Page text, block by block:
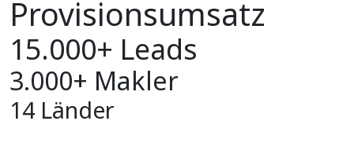
Provisions­umsatz
15.000+ Leads
3.000+ Makler
14 Länder